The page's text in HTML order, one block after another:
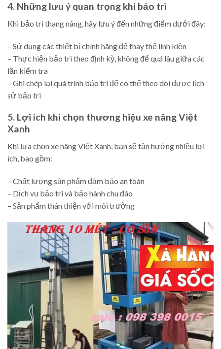
4. Những lưu ý quan trọng khi bảo trì
Khi bảo trì thang nâng, hãy lưu ý đến những điểm dưới đây:
– Sử dụng các thiết bị chính hãng để thay thế linh kiện
– Thực hiện bảo trì theo định kỳ, không để quá lâu giữa các
lần kiểm tra
– Ghi chép lại quá trình bảo trì để có thể theo dõi được lịch
sử bảo trì
5. Lợi ích khi chọn thương hiệu xe nâng Việt
Xanh
Khi lựa chọn xe nâng Việt Xanh, bạn sẽ tận hưởng nhiều lợi
ích, bao gồm:
– Chất lượng sản phẩm đảm bảo an toàn
– Dịch vụ bảo trì và bảo hành chu đáo
– Sản phẩm thân thiện với môi trường